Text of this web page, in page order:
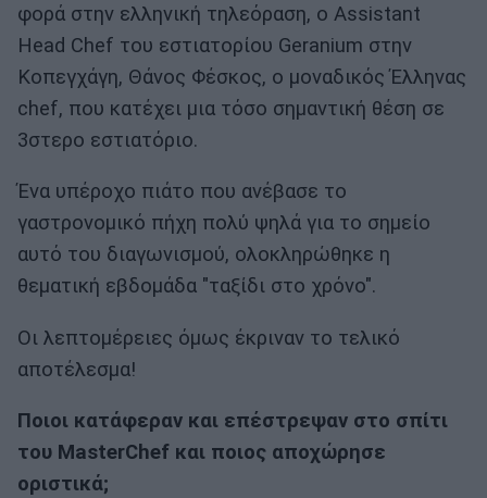
φορά στην ελληνική τηλεόραση, ο Αssistant
Head Chef του εστιατορίου Geranium στην
Κοπεγχάγη, Θάνος Φέσκος, ο μοναδικός Έλληνας
chef, που κατέχει μια τόσο σημαντική θέση σε
3στερο εστιατόριο.
Ένα υπέροχο πιάτο που ανέβασε το
γαστρονομικό πήχη πολύ ψηλά για το σημείο
αυτό του διαγωνισμού, ολοκληρώθηκε η
θεματική εβδομάδα "ταξίδι στο χρόνο".
Οι λεπτομέρειες όμως έκριναν το τελικό
αποτέλεσμα!
Ποιοι κατάφεραν και επέστρεψαν στο σπίτι
του MasterChef και ποιος αποχώρησε
οριστικά;